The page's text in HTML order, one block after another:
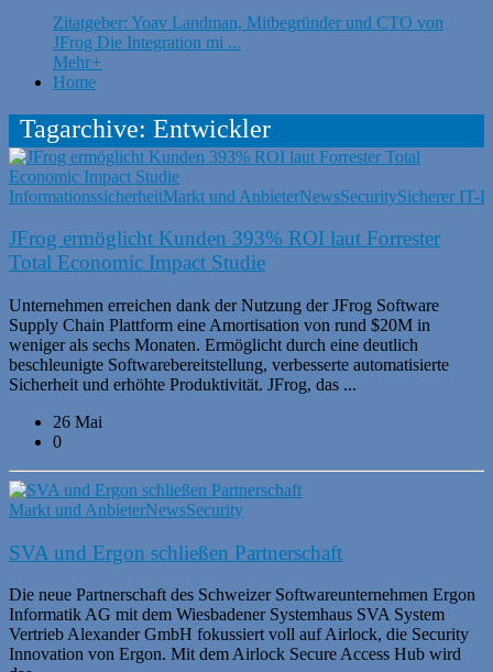
Zitatgeber: Yoav Landman, Mitbegründer und CTO von
JFrog Die Integration mi ...
Mehr+
Home
Tagarchive: Entwickler
InformationssicherheitMarkt und AnbieterNewsSecuritySicherer IT-
JFrog ermöglicht Kunden 393% ROI laut Forrester
Total Economic Impact Studie
Unternehmen erreichen dank der Nutzung der JFrog Software
Supply Chain Plattform eine Amortisation von rund $20M in
weniger als sechs Monaten. Ermöglicht durch eine deutlich
beschleunigte Softwarebereitstellung, verbesserte automatisierte
Sicherheit und erhöhte Produktivität. JFrog, das ...
26 Mai
0
Markt und AnbieterNewsSecurity
SVA und Ergon schließen Partnerschaft
Die neue Partnerschaft des Schweizer Softwareunternehmen Ergon
Informatik AG mit dem Wiesbadener Systemhaus SVA System
Vertrieb Alexander GmbH fokussiert voll auf Airlock, die Security
Innovation von Ergon. Mit dem Airlock Secure Access Hub wird